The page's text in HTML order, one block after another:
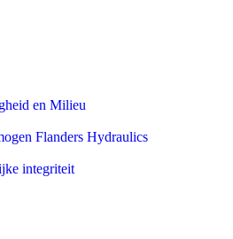
en Milieu
Flanders Hydraulics
integriteit